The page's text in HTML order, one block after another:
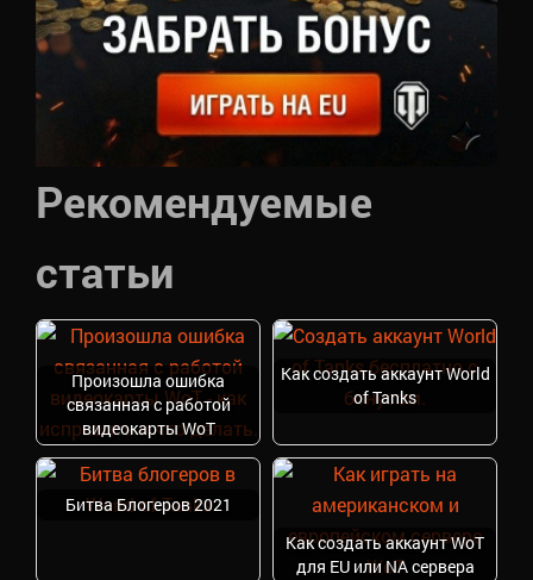
Рекомендуемые
статьи
Произошла ошибка
связанная с работой
видеокарты WoT
Как создать аккаунт World
of Tanks
Битва Блогеров 2021
Как создать аккаунт WoT
для EU или NA сервера